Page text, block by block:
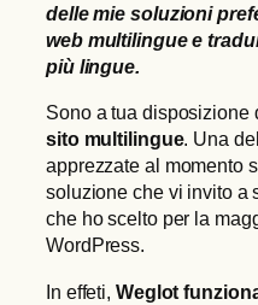
delle mie soluzioni
web multilingue e
più lingue.
Sono a tua disposizione
sito multilingue. Una
apprezzate al momento
soluzione che vi invito a
che ho scelto per la
WordPress.
In effeti, Weglot